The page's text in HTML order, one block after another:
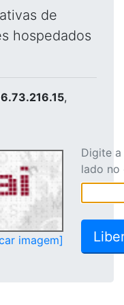
de
hospedados
,
imagem]
Digite
lado no